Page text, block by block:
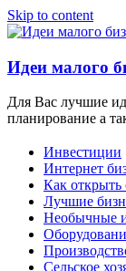
Skip to content
Идеи малого
Для Вас лучшие
планирование а
Инвестиции
Интернет
Как открыть
Лучшие
Необычные
Сельское